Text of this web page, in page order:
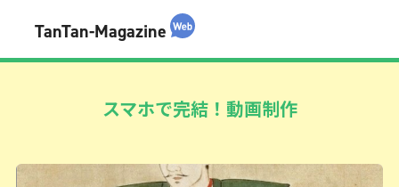
TanTan-Magazine
スマホで完結！動画制作